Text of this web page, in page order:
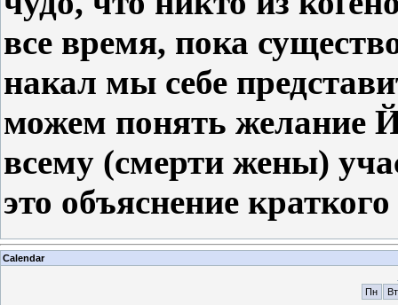
все время, пока
накал мы себе
можем понять желание
всему (смерти жены)
это объяснение
Calendar
Пн
Вт